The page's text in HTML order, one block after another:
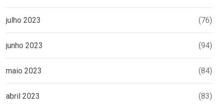
julho 2023 (76)
junho 2023 (94)
maio 2023 (84)
abril 2023 (83)